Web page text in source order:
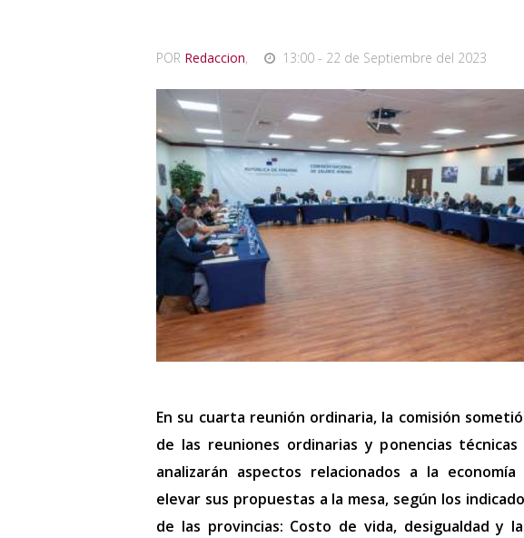
POR Redaccion, 13:00 - 22 de Septiembre del 2023
En su cuarta reunión ordinaria, la comisión
de las reuniones ordinarias y ponencias
analizarán aspectos relacionados a la
elevar sus propuestas a la mesa, según los
de las provincias: Costo de vida, desigualdad y